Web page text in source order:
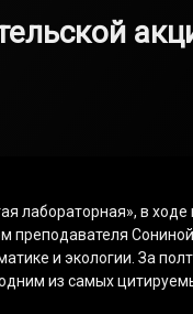
лабораторная», в
преподавателя
и экологии. За
из самых